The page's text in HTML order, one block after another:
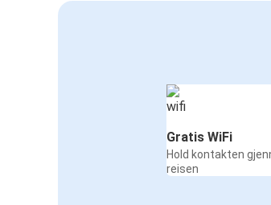
Gratis WiFi
Hold kontakten
reisen